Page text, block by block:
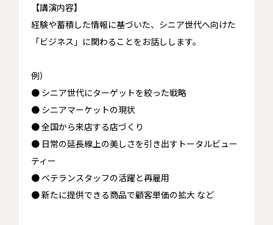
【講演内容】
経験や蓄積した情報に基づいた、シニア世代へ向けた
「ビジネス」に関わることをお話しします。
例）
● シニア世代にターゲットを絞った戦略
● シニアマーケットの現状
● 全国から来店する店づくり
● 日常の延長線上の美しさを引き出すトータルビュー
ティー
● ベテランスタッフの活躍と再雇用
● 新たに提供できる商品で顧客単価の拡大 など